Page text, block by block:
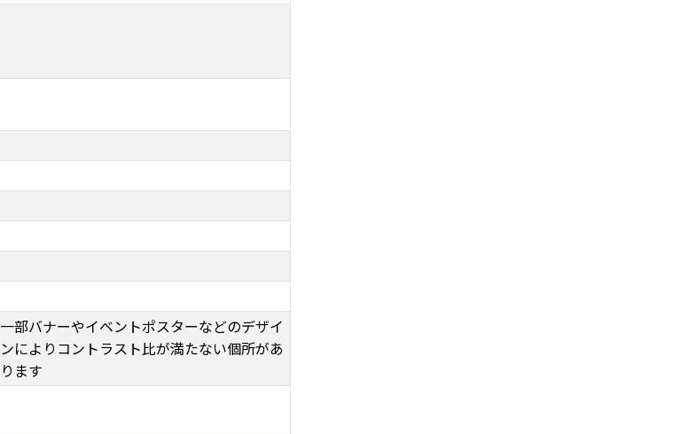
一部バナーやイベントポスターなどのデザイ
ンによりコントラスト比が満たない個所があ
ります